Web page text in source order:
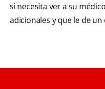
si necesita ver a su
adicionales y que le de un